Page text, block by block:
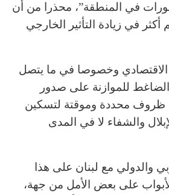
في المنطقة”، محذرا من أن
في زيادة التأثير الخارجي
وخصوصا في ما يتصل
للموازنة على صدور
في ظروف محددة وموقتة لتسكين
والشفاء لا في المدى
والدولي مع لبنان على هذا
على بعض الأمل من جهة،